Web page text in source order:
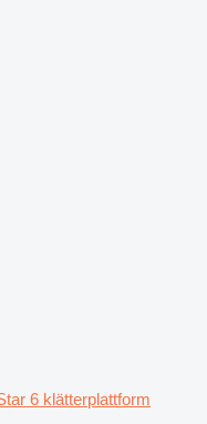
6 klätterplattform